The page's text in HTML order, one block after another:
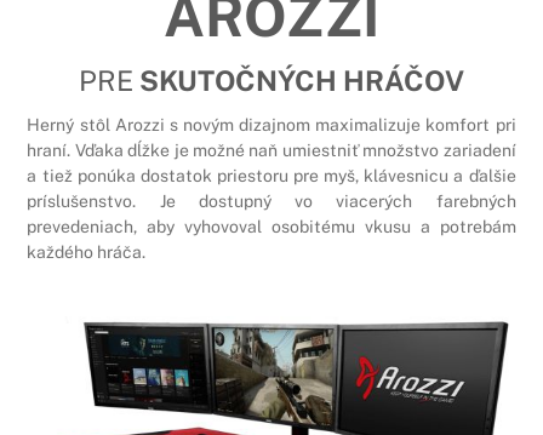
AROZZI
PRE SKUTOČNÝCH HRÁČOV
Herný stôl Arozzi s novým dizajnom maximalizuje komfort pri
hraní. Vďaka dĺžke je možné naň umiestniť množstvo zariadení
a tiež ponúka dostatok priestoru pre myš, klávesnicu a ďalšie
príslušenstvo. Je dostupný vo viacerých farebných
prevedeniach, aby vyhovoval osobitému vkusu a potrebám
každého hráča.